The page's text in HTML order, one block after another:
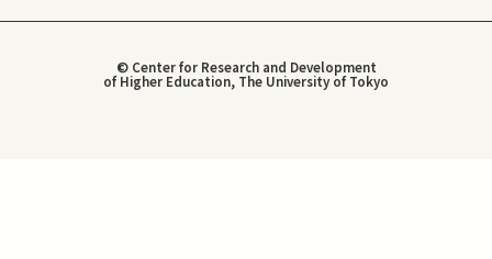
© Center for Research and Development
of Higher Education, The University of Tokyo